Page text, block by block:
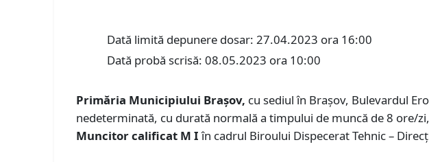
Dată limită depunere dosar: 27.04.2023 ora 16:00
Dată probă scrisă: 08.05.2023 ora 10:00
Primăria Municipiului Braşov, cu sediul în Braşov, Bulevardul
nedeterminată, cu durată normală a timpului de muncă de 8 ore/
Muncitor calificat M Iîn cadrul Biroului Dispecerat Tehnic –